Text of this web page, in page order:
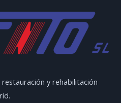
y rehabilitación